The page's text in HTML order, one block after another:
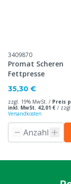
3409870
Promat Scheren
Fettpresse
35,30 €
zzgl. 19% MwSt. / Preis
inkl. MwSt. 42,01 € / zzgl.
Versandkosten